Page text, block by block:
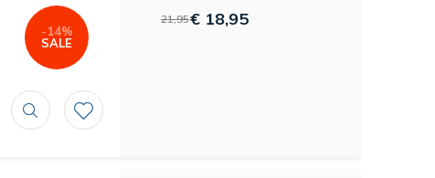
21,95€ 18,95
-14%
SALE